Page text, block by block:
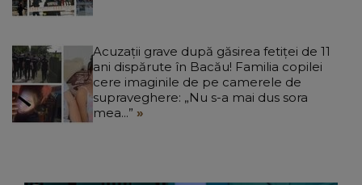
Acuzații grave după găsirea fetiței de 11
ani dispărute în Bacău! Familia copilei
cere imaginile de pe camerele de
supraveghere: „Nu s-a mai dus sora
mea...”